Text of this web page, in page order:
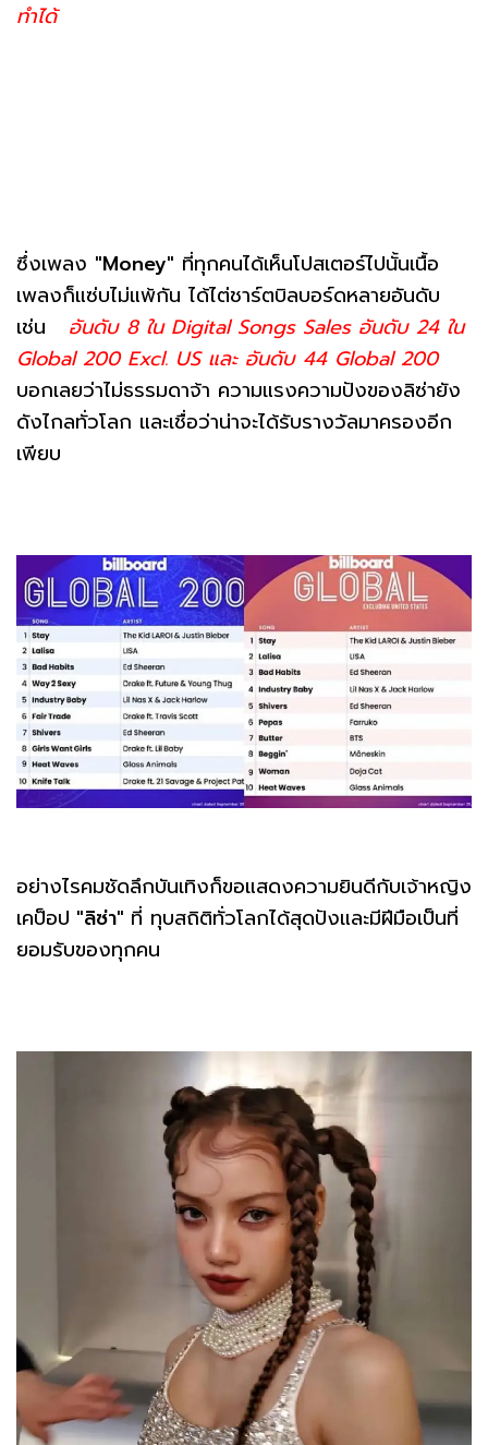
ทำได้
ซึ่งเพลง "Money" ที่ทุกคนได้เห็นโปสเตอร์ไปนั้นเนื้อ
เพลงก็แซ่บไม่แพ้กัน ได้ไต่ชาร์ตบิลบอร์ดหลายอันดับ
เช่น
อันดับ 8 ใน Digital Songs Sales อันดับ 24 ใน
Global 200 Excl. US และ อันดับ 44 Global 200
บอกเลยว่าไม่ธรรมดาจ้า ความแรงความปังของลิซ่ายัง
ดังไกลทั่วโลก และเชื่อว่าน่าจะได้รับรางวัลมาครองอีก
เพียบ
อย่างไรคมชัดลึกบันเทิงก็ขอแสดงความยินดีกับเจ้าหญิง
เคป็อป "ลิซ่า" ที่ ทุบสถิติทั่วโลกได้สุดปังและมีฝีมือเป็นที่
ยอมรับของทุกคน